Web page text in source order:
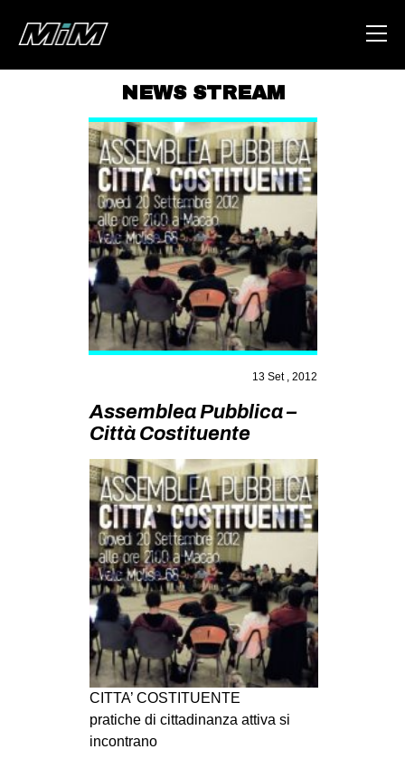
ABOUT
AREA
DEGENERAZIONE
GAZA FREESTYLE
CSOA LAMBRETTA
MSM
STUDENTI TSUNAMI
MILANO
SPAZI
SPORT POPOLARE
MOVIMENTI
AMBIENTE
ANTIFASCISMO
DIRITTO ALL’ABITARE
GENERI
MIGRAZIONI
PRECARIATO
NEWS STREAM
13 Set , 2012
Assemblea Pubblica –
Città Costituente
CITTA’ COSTITUENTE
pratiche di cittadinanza attiva si
incontrano